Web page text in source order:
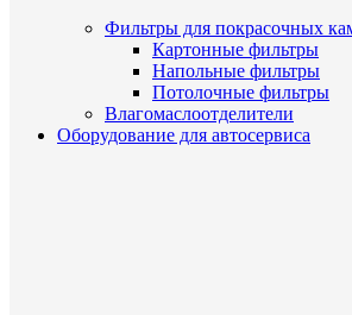
Фильтры для покрасочных
Картонные фильтры
Напольные фильтры
Потолочные фильтры
Влагомаслоотделители
Оборудование для автосервиса